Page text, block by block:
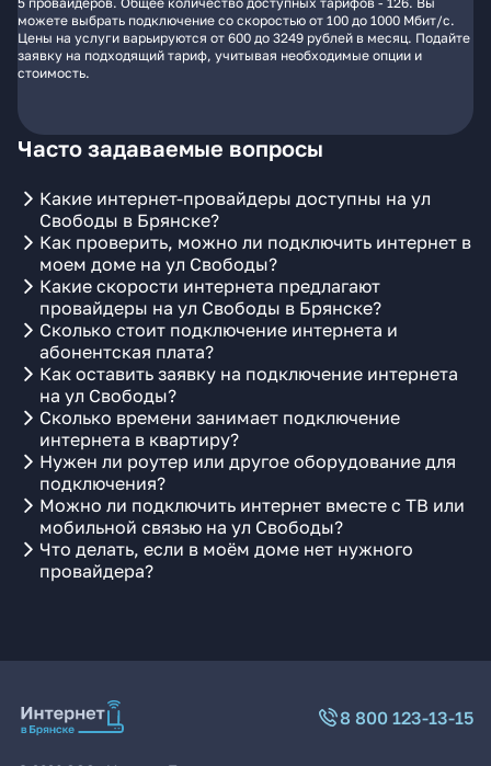
можете выбрать подключение со скоростью от 100 до 1000 Мбит/с.
Цены на услуги варьируются от 600 до 3249 рублей в месяц. Подайте
заявку на подходящий тариф, учитывая необходимые опции и
стоимость.
Часто задаваемые вопросы
Какие интернет-провайдеры доступны на ул
Свободы в Брянске?
Как проверить, можно ли подключить интернет в
моем доме на ул Свободы?
Какие скорости интернета предлагают
провайдеры на ул Свободы в Брянске?
Сколько стоит подключение интернета и
абонентская плата?
Как оставить заявку на подключение интернета
на ул Свободы?
Сколько времени занимает подключение
интернета в квартиру?
Нужен ли роутер или другое оборудование для
подключения?
Можно ли подключить интернет вместе с ТВ или
мобильной связью на ул Свободы?
Что делать, если в моём доме нет нужного
провайдера?
8 800 123-13-15